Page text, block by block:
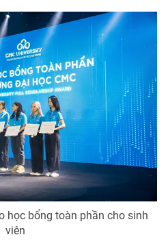
học bổng toàn phần cho sinh
viên